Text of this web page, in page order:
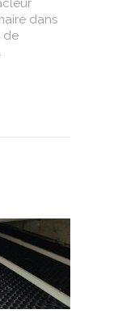
dans
de